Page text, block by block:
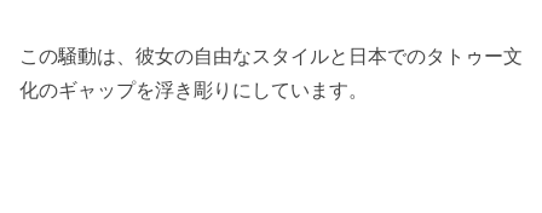
この騒動は、彼女の自由なスタイルと日本でのタトゥー文
化のギャップを浮き彫りにしています。